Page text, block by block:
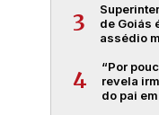
3
de Goiás
assédio
4
“Por
revela
do pai